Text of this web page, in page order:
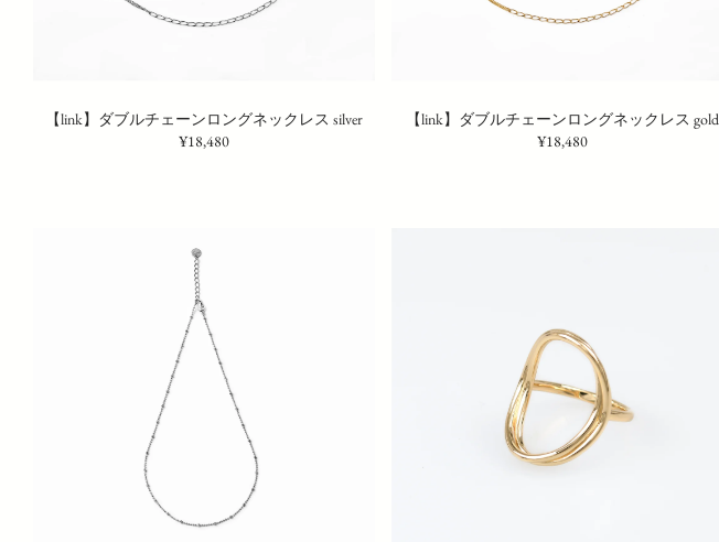
【link】ダブルチェーンロングネックレス silver
¥18,480
【link】ダブルチェーンロングネックレス gold
¥18,480